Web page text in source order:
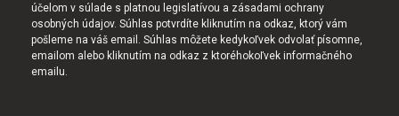
účelom v súlade s platnou legislatívou a zásadami ochrany
osobných údajov. Súhlas potvrdíte kliknutím na odkaz, ktorý vám
pošleme na váš email. Súhlas môžete kedykoľvek odvolať písomne,
emailom alebo kliknutím na odkaz z ktoréhokoľvek informačného
emailu.